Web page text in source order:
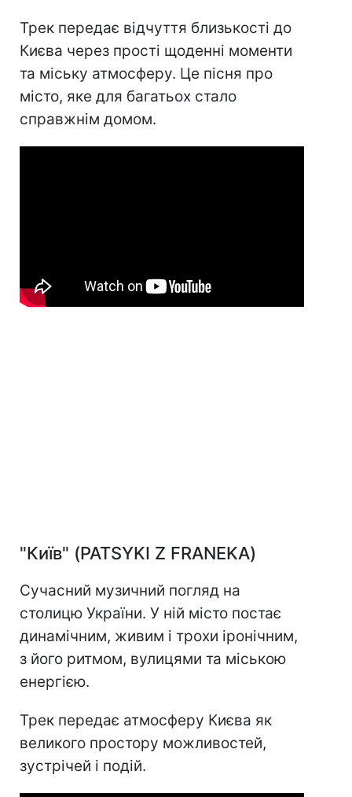
Трек передає відчуття близькості до
Києва через прості щоденні моменти
та міську атмосферу. Це пісня про
місто, яке для багатьох стало
справжнім домом.
"Київ" (PATSYKI Z FRANEKA)
Сучасний музичний погляд на
столицю України. У ній місто постає
динамічним, живим і трохи іронічним,
з його ритмом, вулицями та міською
енергією.
Трек передає атмосферу Києва як
великого простору можливостей,
зустрічей і подій.